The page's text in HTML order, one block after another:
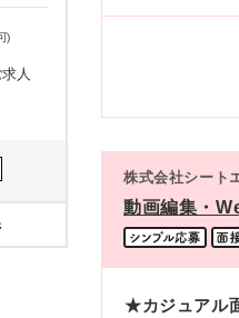
)
人
株式会社シート
動画編集・
★カジュアル